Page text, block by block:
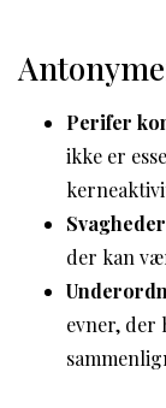
Perifer
ikke er
der kan
evner, der